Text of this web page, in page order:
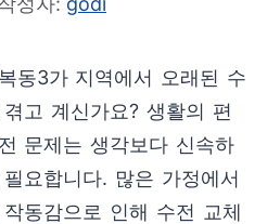
동3가 지역에서 오래된 수
고 계신가요? 생활의 편
문제는 생각보다 신속하
요합니다. 많은 가정에서
동감으로 인해 수전 교체